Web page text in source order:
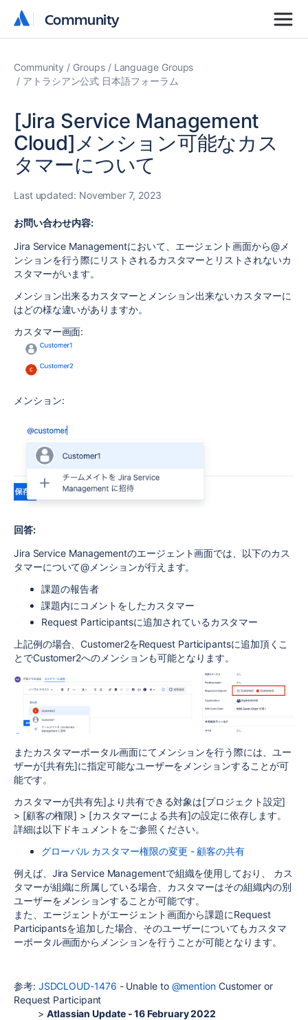
Community
Community
Community Groups
Language Groups
アトラシアン公式 日本語フォーラム
[Jira Service Management
Cloud]メンション可能なカス
タマーについて
Last updated: November 7, 2023
お問い合わせ内容:
Jira Service Managementにおいて、エージェント画面から@メ
ンションを行う際にリストされるカスタマーとリストされないカ
スタマーがいます。
メンション出来るカスタマーとメンション出来ないカスタマーに
はどの様な違いがありますか。
カスタマー画面:
メンション:
回答:
Jira Service Managementのエージェント画面では、以下のカス
タマーについて@メンションが行えます。
課題の報告者
課題内にコメントをしたカスタマー
Request Participantsに追加されているカスタマー
上記例の場合、Customer2をRequest Participantsに追加頂くこ
とでCustomer2へのメンションも可能となります。
またカスタマーポータル画面にてメンションを行う際には、ユー
ザーが[共有先]に指定可能なユーザーをメンションすることが可
能です。
カスタマーが[共有先]より共有できる対象は[プロジェクト設定]
> [顧客の権限] > [カスタマーによる共有]の設定に依存します。
詳細は以下ドキュメントをご参照ください。
グローバル カスタマー権限の変更 - 顧客の共有
例えば、Jira Service Managementで組織を使用しており、 カス
タマーが組織に所属している場合、カスタマーはその組織内の別
ユーザーをメンションすることが可能です。
また、エージェントがエージェント画面から課題にRequest
Participantsを追加した場合、そのユーザーについてもカスタマ
ーポータル画面からメンションを行うことが可能となります。
参考: JSDCLOUD-1476 - Unable to @mentionCustomer or
Request Participant
>Atlassian Update - 16 February 2022